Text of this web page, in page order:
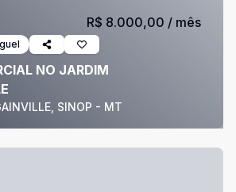
NO JARDIM
SINOP - MT
R$ 8.000,00 / mês